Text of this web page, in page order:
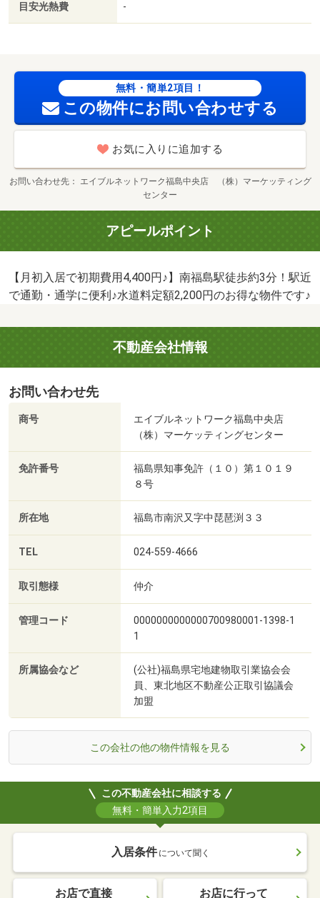
目安光熱費 -
無料・簡単2項目！
この物件にお問い合わせする
お気に入りに追加する
お問い合わせ先
エイブルネットワーク福島中央店 （株）マーケッティング
センター
アピールポイント
【月初入居で初期費用4,400円♪】南福島駅徒歩約3分！駅近
で通勤・通学に便利♪水道料定額2,200円のお得な物件です♪
不動産会社情報
お問い合わせ先
商号
エイブルネットワーク福島中央店
（株）マーケッティングセンター
免許番号
福島県知事免許（１０）第１０１９
８号
所在地 福島市南沢又字中琵琶渕３３
TEL 024-559-4666
取引態様 仲介
管理コード
0000000000000700980001-1398-1
1
所属協会など
(公社)福島県宅地建物取引業協会会
員、東北地区不動産公正取引協議会
加盟
この会社の他の物件情報を見る
この不動産会社に相談する
無料・簡単入力2項目
入居条件 について聞く
お店で直接 お店に行って